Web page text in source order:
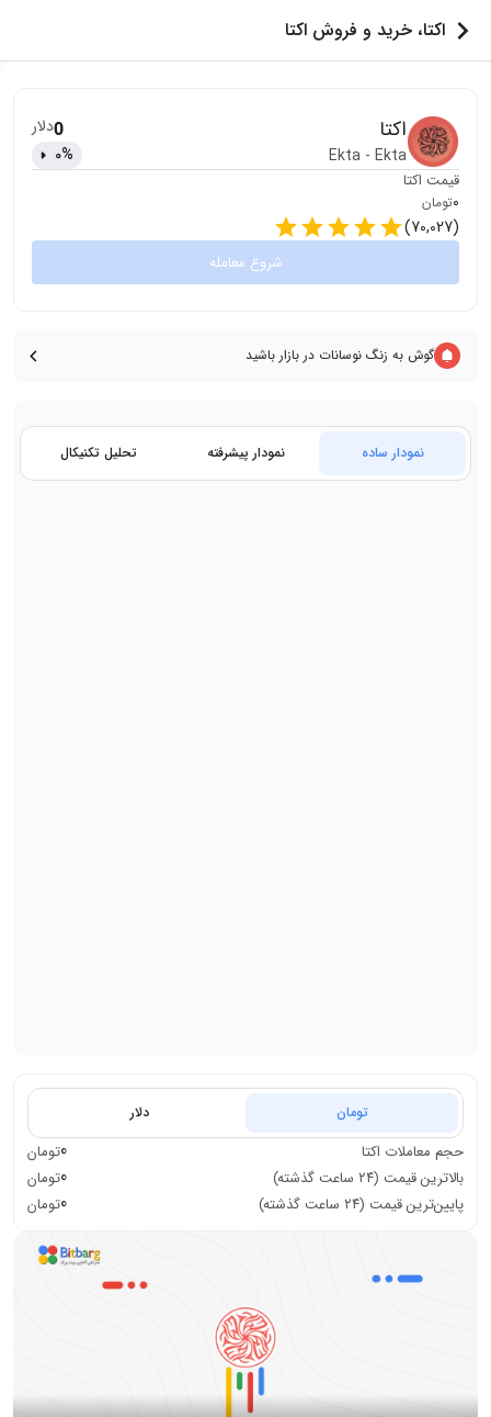
اکتا، خرید و فروش اکتا
اکتا
Ekta - Ekta
0دلار
0%
قیمت اکتا
0تومان
(
70,027
)
شروع معامله
گوش به زنگ نوسانات در بازار باشید
نمودار ساده نمودار پیشرفته تحلیل تکنیکال
تومان دلار
حجم معاملات اکتا 0تومان
بالاترین قیمت (۲۴ ساعت گذشته)
0تومان
پایین‌ترین قیمت (۲۴ ساعت گذشته)
0تومان